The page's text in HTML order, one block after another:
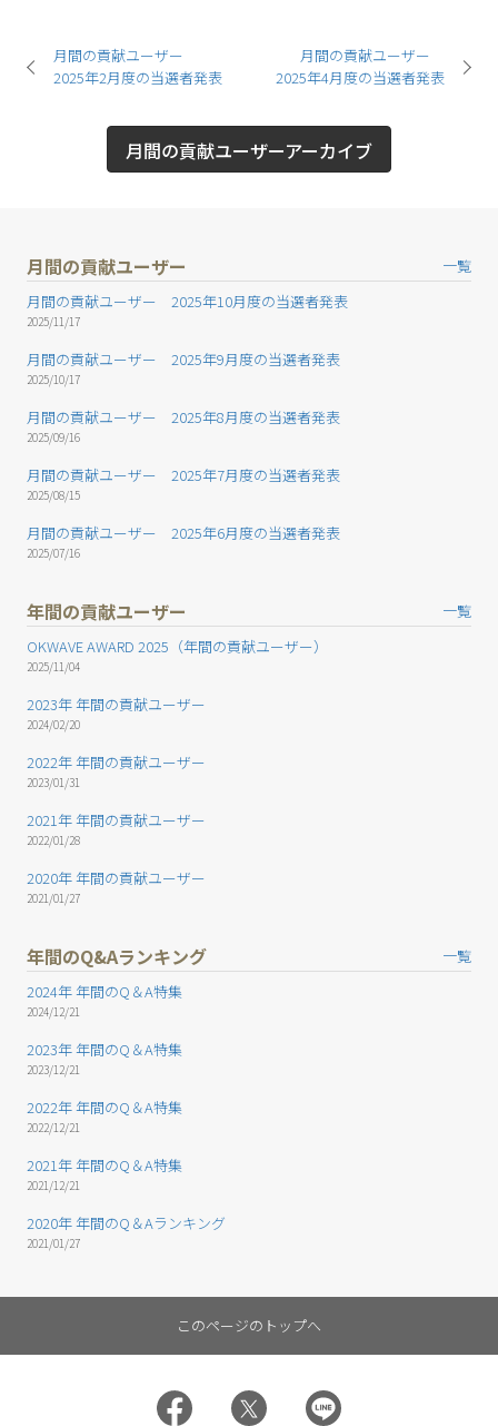
月間の貢献ユーザー
2025年2月度の当選者発表
月間の貢献ユーザー
2025年4月度の当選者発表
月間の貢献ユーザーアーカイブ
月間の貢献ユーザー
一覧
月間の貢献ユーザー 2025年10月度の当選者発表
2025/11/17
月間の貢献ユーザー 2025年9月度の当選者発表
2025/10/17
月間の貢献ユーザー 2025年8月度の当選者発表
2025/09/16
月間の貢献ユーザー 2025年7月度の当選者発表
2025/08/15
月間の貢献ユーザー 2025年6月度の当選者発表
2025/07/16
年間の貢献ユーザー
一覧
OKWAVE AWARD 2025（年間の貢献ユーザー）
2025/11/04
2023年 年間の貢献ユーザー
2024/02/20
2022年 年間の貢献ユーザー
2023/01/31
2021年 年間の貢献ユーザー
2022/01/28
2020年 年間の貢献ユーザー
2021/01/27
年間のQ&Aランキング
一覧
2024年 年間のQ＆A特集
2024/12/21
2023年 年間のQ＆A特集
2023/12/21
2022年 年間のQ＆A特集
2022/12/21
2021年 年間のQ＆A特集
2021/12/21
2020年 年間のQ＆Aランキング
2021/01/27
このページのトップへ